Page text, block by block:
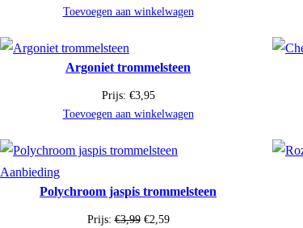
Toevoegen aan winkelwagen
Argoniet trommelsteen
Prijs: €3,95
Toevoegen aan winkelwagen
AanbiedingProduct
in
Polychroom jaspis trommelsteen
Prijs:€3,99 Oorspronkelijke
€2,59Huidige